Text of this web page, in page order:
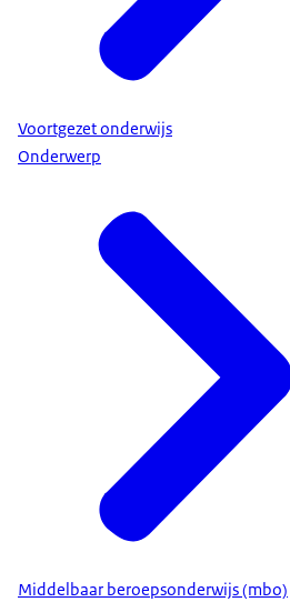
Voortgezet onderwijs
Onderwerp
Middelbaar beroepsonderwijs (mbo)